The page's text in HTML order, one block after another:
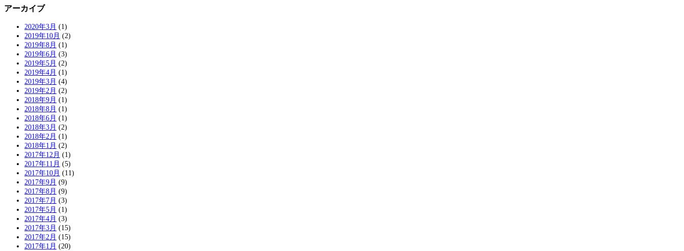
アーカイブ
2020年3月 (1)
2019年10月 (2)
2019年8月 (1)
2019年6月 (3)
2019年5月 (2)
2019年4月 (1)
2019年3月 (4)
2019年2月 (2)
2018年9月 (1)
2018年8月 (1)
2018年6月 (1)
2018年3月 (2)
2018年2月 (1)
2018年1月 (2)
2017年12月 (1)
2017年11月 (5)
2017年10月 (11)
2017年9月 (9)
2017年8月 (9)
2017年7月 (3)
2017年5月 (1)
2017年4月 (3)
2017年3月 (15)
2017年2月 (15)
2017年1月 (20)